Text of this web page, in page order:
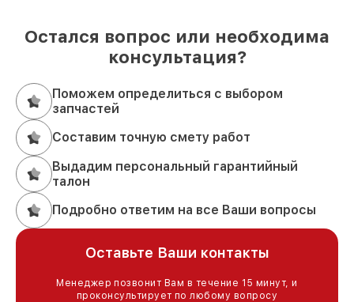
Остался вопрос или необходима
консультация?
Поможем определиться с выбором
запчастей
Составим точную смету работ
Выдадим персональный гарантийный
талон
Подробно ответим на все Ваши вопросы
Оставьте Ваши контакты
Менеджер позвонит Вам в течение 15 минут, и
проконсультирует по любому вопросу